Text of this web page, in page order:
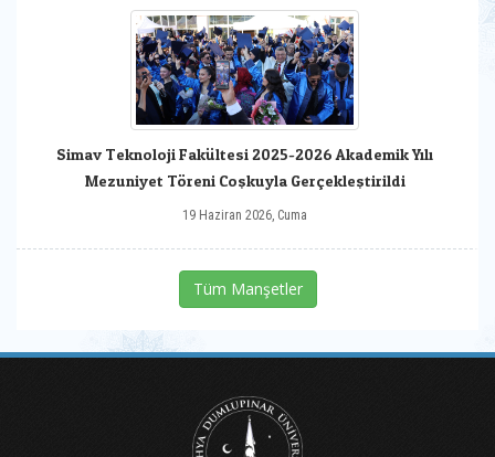
Simav Teknoloji Fakültesi 2025-2026 Akademik Yılı
Mezuniyet Töreni Coşkuyla Gerçekleştirildi
19 Haziran 2026, Cuma
Tüm Manşetler